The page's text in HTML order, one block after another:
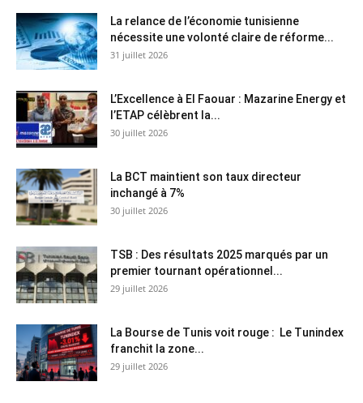
La relance de l’économie tunisienne
nécessite une volonté claire de réforme...
31 juillet 2026
L’Excellence à El Faouar : Mazarine Energy et
l’ETAP célèbrent la...
30 juillet 2026
La BCT maintient son taux directeur
inchangé à 7%
30 juillet 2026
TSB : Des résultats 2025 marqués par un
premier tournant opérationnel...
29 juillet 2026
La Bourse de Tunis voit rouge : Le Tunindex
franchit la zone...
29 juillet 2026